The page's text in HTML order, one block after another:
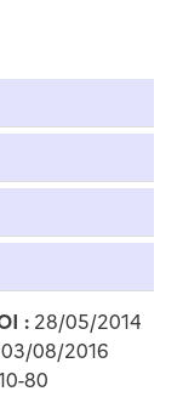
: 28/05/2014
03/08/2016
80